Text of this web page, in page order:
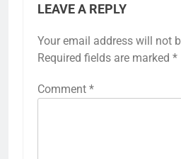
LEAVE A REPLY
Your email address will not
Required fields are marked *
Comment *